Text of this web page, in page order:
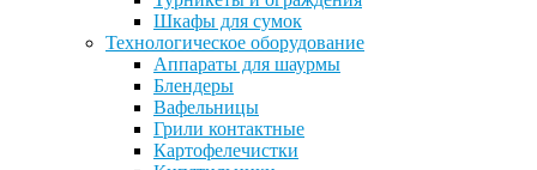
Шкафы для сумок
Технологическое оборудование
Аппараты для шаурмы
Блендеры
Вафельницы
Грили контактные
Картофелечистки